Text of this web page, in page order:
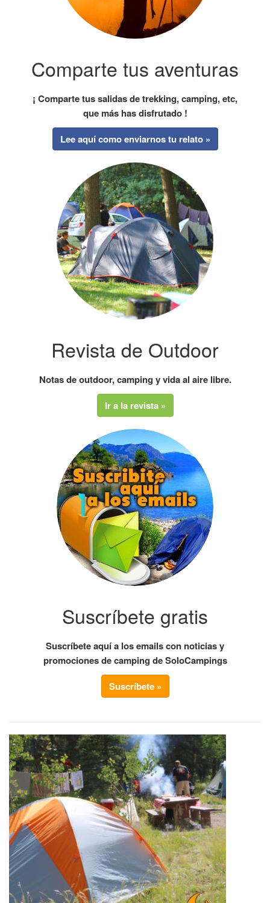
Comparte tus aventuras
¡ Comparte tus salidas de trekking, camping, etc,
que más has disfrutado !
Lee aquí como enviarnos tu relato »
Revista de Outdoor
Notas de outdoor, camping y vida al aire libre.
Ir a la revista »
Suscríbete gratis
Suscríbete aquí a los emails con noticias y
promociones de camping de SoloCampings
Suscríbete »